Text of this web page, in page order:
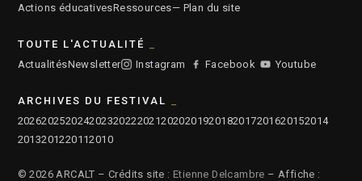
Actions éducativesRessources— Plan du site
TOUTE L'ACTUALITÉ
ActualitésNewsletter Instagram Facebook Youtube
ARCHIVES DU FESTIVAL
2026202520242023202220212020201920182017201620152014
2013201220112010
© 2026 ARCALT – Crédits site : Etienne Delcambre – Affiche :